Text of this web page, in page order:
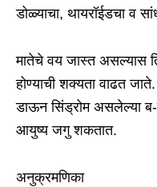
डोळ्याचा, थायरॉईडचा व
मातेचे वय जास्त असल्यास
होण्याची शक्यता वाढत
डाऊन सिंड्रोम असलेल्या ब-
आयुष्य जगु शकतात.
अनुक्रमणिका